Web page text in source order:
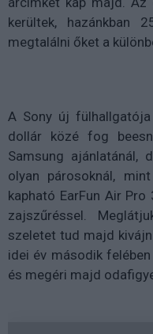
kerültek, hazánkban
megtalálni őket a
A Sony új
dollár közé fog
Samsung
olyan párosoknál,
kapható EarFun Air
zajszűréssel.
szeletet tud majd
idei év második
és megéri majd